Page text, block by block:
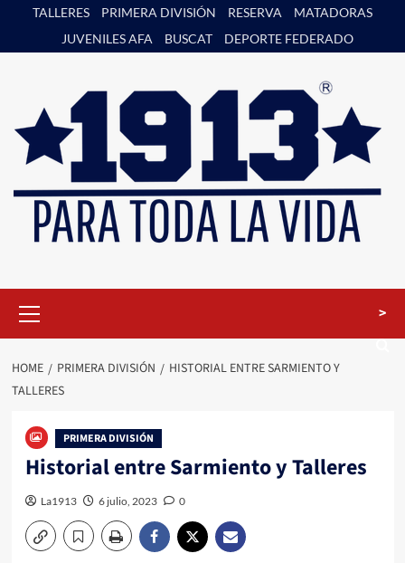
content
TALLERES PRIMERA DIVISIÓN RESERVA
MATADORAS
JUVENILES AFA
BUSCAT DEPORTE FEDERADO
Menu
>
HOME PRIMERA DIVISIÓN
HISTORIAL ENTRE SARMIENTO Y
TALLERES
PRIMERA DIVISIÓN
Historial entre Sarmiento y Talleres
La1913 6 julio, 2023 0